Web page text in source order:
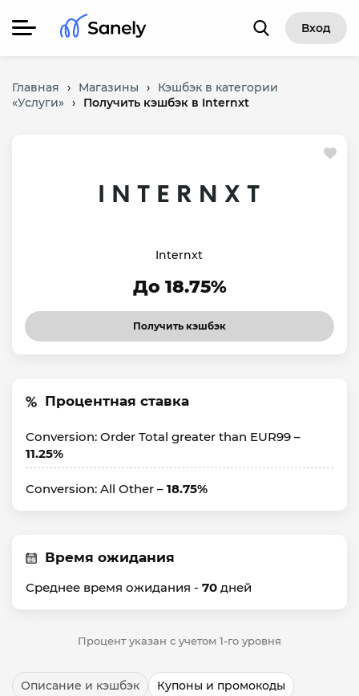
Вход
Главная › Магазины ›
Кэшбэк в категории
«Услуги» › Получить кэшбэк в Internxt
Internxt
До 18.75%
Получить кэшбэк
Процентная ставка
Conversion: Order Total greater than EUR99 –
11.25%
Conversion: All Other – 18.75%
Время ожидания
Среднее время ожидания - 70 дней
Процент указан с учетом 1-го уровня
Описание и кэшбэк Купоны и промокоды